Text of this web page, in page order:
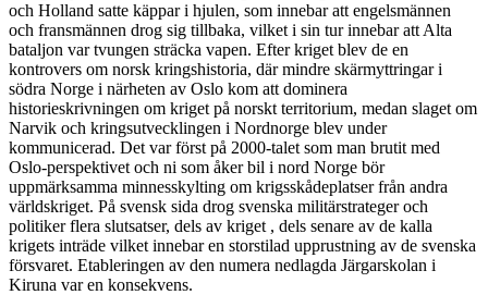
och Holland satte käppar i hjulen, som innebar att engelsmännen
och fransmännen drog sig tillbaka, vilket i sin tur innebar att Alta
bataljon var tvungen sträcka vapen. Efter kriget blev de en
kontrovers om norsk kringshistoria, där mindre skärmyttringar i
södra Norge i närheten av Oslo kom att dominera
historieskrivningen om kriget på norskt territorium, medan slaget om
Narvik och kringsutvecklingen i Nordnorge blev under
kommunicerad. Det var först på 2000-talet som man brutit med
Oslo-perspektivet och ni som åker bil i nord Norge bör
uppmärksamma minnesskylting om krigsskådeplatser från andra
världskriget. På svensk sida drog svenska militärstrateger och
politiker flera slutsatser, dels av kriget , dels senare av de kalla
krigets inträde vilket innebar en storstilad upprustning av de svenska
försvaret. Etableringen av den numera nedlagda Järgarskolan i
Kiruna var en konsekvens.